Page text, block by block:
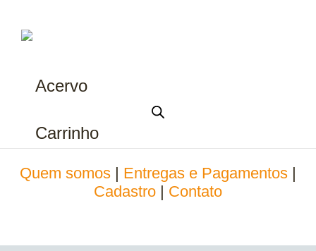
Acervo
Carrinho
Quem somos Entregas e Pagamentos
Cadastro
Contato